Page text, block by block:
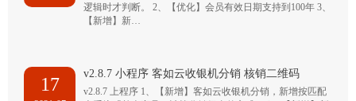
逻辑时才判断。 2、【优化】会员有效日期支持到100年 3、
【新增】新…
17
v2.8.7 小程序 客如云收银机分销 核销二维码
v2.8.7 上程序 1、【新增】客如云收银机分销，新增按匹配